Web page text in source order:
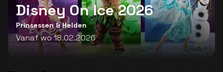
Disney On Ice 2026
Prinsessen & Helden
Vanaf wo 18.02.2026